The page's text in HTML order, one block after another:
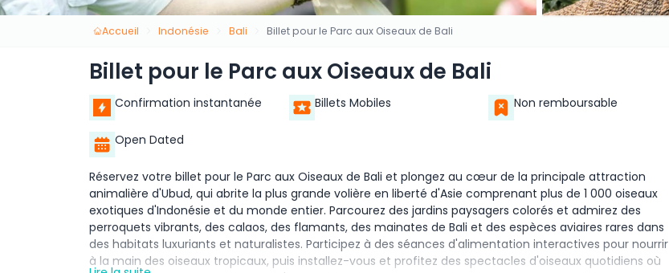
Accueil Indonésie Bali Billet pour le Parc aux Oiseaux de Bali
Billet pour le Parc aux Oiseaux de Bali
Confirmation instantanée Billets Mobiles Non remboursable
Open Dated
Réservez votre billet pour le Parc aux Oiseaux de Bali et plongez au cœur de la principale attraction
animalière d'Ubud, qui abrite la plus grande volière en liberté d'Asie comprenant plus de 1 000 oiseaux
exotiques d'Indonésie et du monde entier. Parcourez des jardins paysagers colorés et admirez des
perroquets vibrants, des calaos, des flamants, des mainates de Bali et des espèces aviaires rares dans
des habitats luxuriants et naturalistes. Participez à des séances d'alimentation interactives pour nourrir
à la main des oiseaux tropicaux, puis installez-vous et profitez des spectacles d'oiseaux quotidiens où